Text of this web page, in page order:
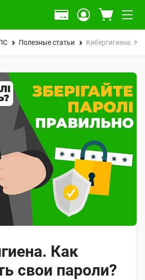
Полезные статьи Кибергигиена.
Как
свои пароли?